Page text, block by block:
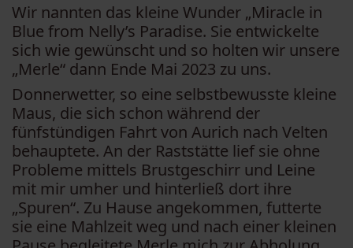
Wir nannten das kleine Wunder „Miracle in
Blue from Nelly’s Paradise. Sie entwickelte
sich wie gewünscht und so holten wir unsere
„Merle“ dann Ende Mai 2023 zu uns.
Donnerwetter, so eine selbstbewusste kleine
Maus, die sich schon während der
fünfstündigen Fahrt von Aurich nach Velten
behauptete. An der Raststätte lief sie ohne
Probleme mittels Brustgeschirr und Leine
mit mir umher und hinterließ dort ihre
„Spuren“. Zu Hause angekommen, futterte
sie eine Mahlzeit weg und nach einer kleinen